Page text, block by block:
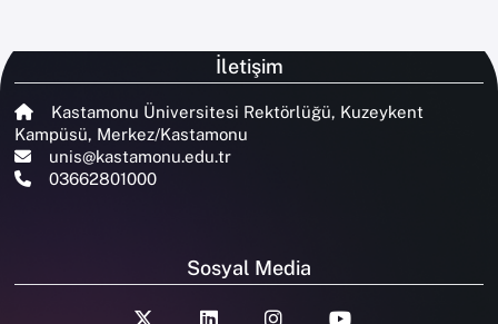
İletişim
Kastamonu Üniversitesi Rektörlüğü, Kuzeykent
Kampüsü, Merkez/Kastamonu
unis@kastamonu.edu.tr
03662801000
Sosyal Media